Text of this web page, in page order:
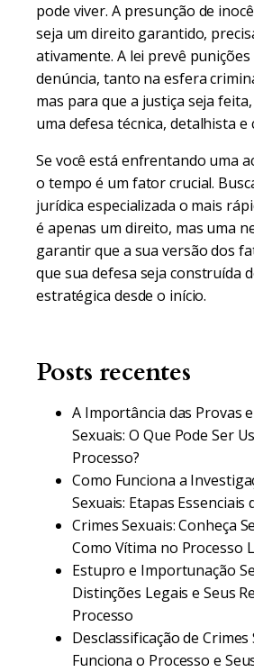
pode viver. A presunção de
seja um direito garantido,
ativamente. A lei prevê
denúncia, tanto na esfera
mas para que a justiça seja
uma defesa técnica, detalhista e
Se você está enfrentando uma
o tempo é um fator crucial.
jurídica especializada o mais
é apenas um direito, mas uma
garantir que a sua versão dos
que sua defesa seja construída
estratégica desde o início.
Posts recentes
A Importância das Provas
Sexuais: O Que Pode Ser
Processo?
Como Funciona a
Sexuais: Etapas Essenciais
Crimes Sexuais: Conheça
Como Vítima no Processo
Estupro e Importunação
Distinções Legais e Seus
Processo
Desclassificação de Crimes
Funciona o Processo e